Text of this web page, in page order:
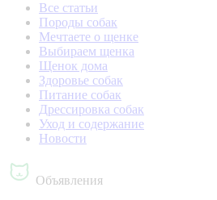
Все статьи
Породы собак
Мечтаете о щенке
Выбираем щенка
Щенок дома
Здоровье собак
Питание собак
Дрессировка собак
Уход и содержание
Новости
Объявления